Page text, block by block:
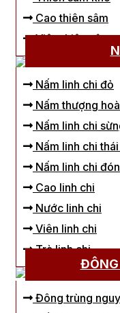
Cao thiên sâm
Viên thiên sâm
Nấm linh chi đỏ
Nấm thượng
Nấm linh chi
Nấm linh chi
Nấm linh chi
Cao linh chi
Nước linh chi
Viên linh chi
Trà linh chi
ĐÔNG
Đông trùng